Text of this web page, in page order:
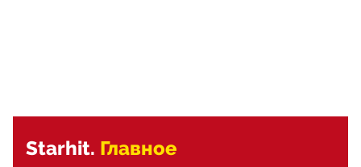
Starhit. Главное